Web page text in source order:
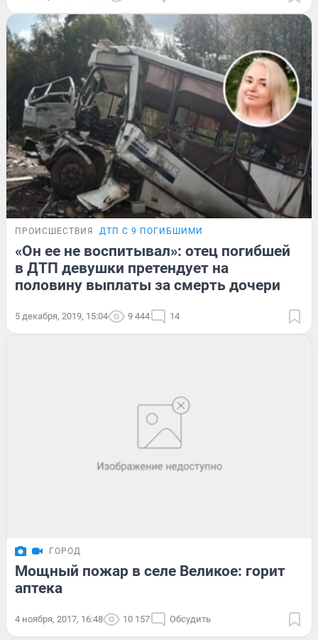
ПРОИСШЕСТВИЯ ДТП С 9 ПОГИБШИМИ
«Он ее не воспитывал»: отец погибшей
в ДТП девушки претендует на
половину выплаты за смерть дочери
5 декабря, 2019, 15:04 9 444 14
ГОРОД
Мощный пожар в селе Великое: горит
аптека
4 ноября, 2017, 16:48 10 157 Обсудить